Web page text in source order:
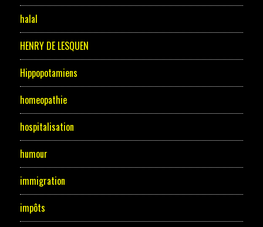
halal
HENRY DE LESQUEN
Hippopotamiens
homeopathie
hospitalisation
humour
immigration
impôts